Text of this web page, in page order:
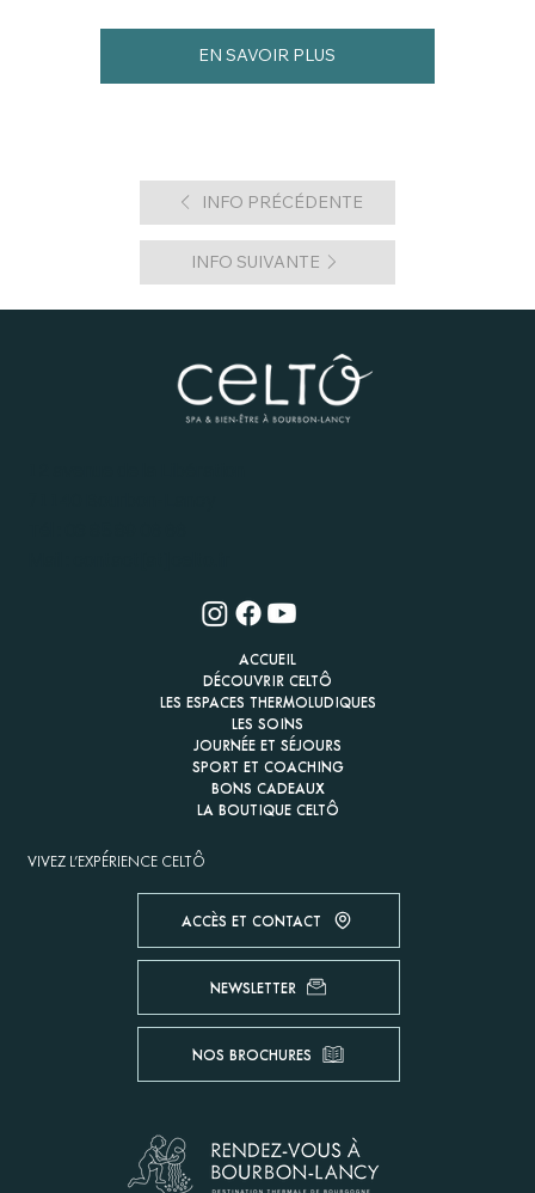
INFO PRÉCÉDENTE
INFO SUIVANTE
EN SAVOIR PLUS
ACCUEIL
DÉCOUVRIR CELTÔ
LES ESPACES THERMOLUDIQUES
LES SOINS
JOURNÉE ET SÉJOURS
SPORT ET COACHING
BONS CADEAUX
LA BOUTIQUE CELTÔ
VIVEZ L'EXPÉRIENCE CELTÔ
ACCÈS ET CONTACT
NEWSLETTER
NOS BROCHURES